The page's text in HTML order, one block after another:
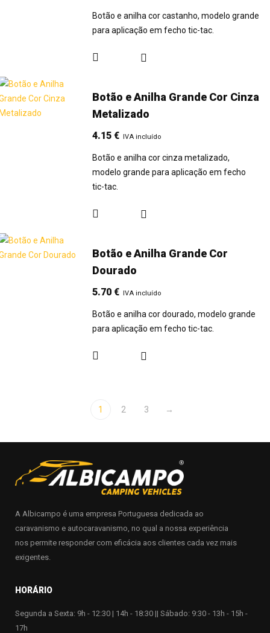
Botão e anilha cor castanho, modelo grande
para aplicação em fecho tic-tac.
Botão e Anilha Grande Cor Cinza
Metalizado
4.15€ IVA incluído
Botão e anilha cor cinza metalizado,
modelo grande para aplicação em fecho
tic-tac.
Botão e Anilha Grande Cor
Dourado
5.70€ IVA incluído
Botão e anilha cor dourado, modelo grande
para aplicação em fecho tic-tac.
1 2 3 →
A Albicampo é uma empresa Portuguesa dedicada ao
caravanismo e autocaravanismo, no qual a nossa experiência
nos permite responder com eficácia aos clientes cada vez mais
exigentes.
HORÁRIO
Segunda a Sexta: 9h - 12:30 | 14h - 18:30 || Sábado: 9:30 - 13h - 15h -
17h